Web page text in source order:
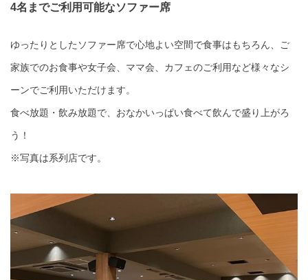
4名までご利用可能なソファー席
ゆったりとしたソファー席で心地よい空間で食事はもちろん、ご
家族でのお食事や女子会、ママ会、カフェのご利用など様々なシ
ーンでご利用いただけます。
食べ放題・飲み放題で、おなかいっぱい食べて飲んで盛り上がろ
う！
※写真は系列店です。